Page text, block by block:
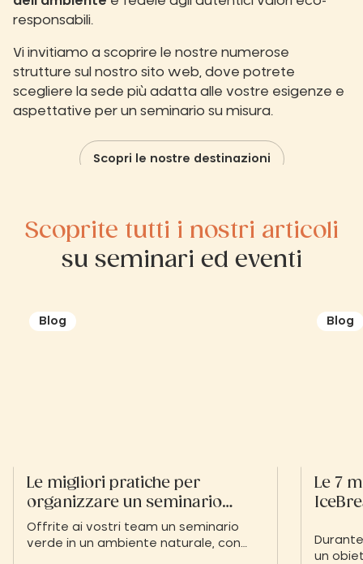
responsabili.
Vi invitiamo a scoprire le nostre numerose
strutture sul nostro sito web, dove potrete
scegliere la sede più adatta alle vostre esigenze e
aspettative per un seminario su misura.
Scopri le nostre destinazioni
Scoprite tutti i nostri articoli
su seminari ed eventi
Blog
Le migliori pratiche per
organizzare un seminario
verde
Offrite ai vostri team un seminario
verde in un ambiente naturale, con
Blog
Le 7
un